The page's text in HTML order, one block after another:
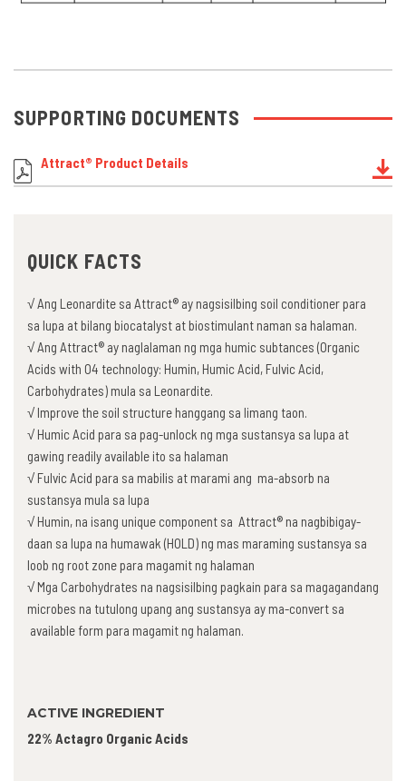
QUICK FACTS
√ Ang Leonardite sa Attract® ay nagsisilbing soil conditioner para
sa lupa at bilang biocatalyst at biostimulant naman sa halaman.
√ Ang Attract® ay naglalaman ng mga humic subtances (Organic
Acids with O4 technology: Humin, Humic Acid, Fulvic Acid,
Carbohydrates) mula sa Leonardite.
√ Improve the soil structure hanggang sa limang taon.
√ Humic Acid para sa pag-unlock ng mga sustansya sa lupa at
gawing readily available ito sa halaman
√ Fulvic Acid para sa mabilis at marami ang ma-absorb na
sustansya mula sa lupa
√ Humin, na isang unique component sa Attract® na nagbibigay-
daan sa lupa na humawak (HOLD) ng mas maraming sustansya sa
loob ng root zone para magamit ng halaman
√ Mga Carbohydrates na nagsisilbing pagkain para sa magagandang
microbes na tutulong upang ang sustansya ay ma-convert sa
available form para magamit ng halaman.
ACTIVE INGREDIENT
22% Actagro Organic Acids
SUPPORTING DOCUMENTS
Attract® Product Details